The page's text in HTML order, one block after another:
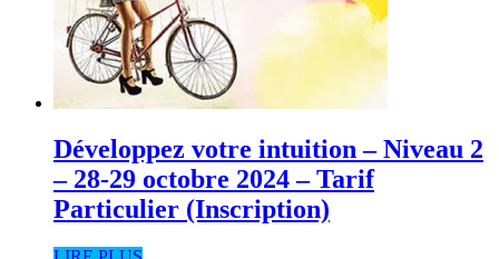
Développez votre intuition – Niveau 2
– 28-29 octobre 2024 – Tarif
Particulier (Inscription)